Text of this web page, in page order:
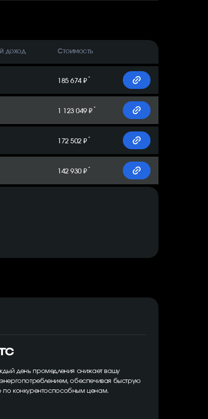
доход Стоимость
185 674 ₽ *
1 123 049 ₽ *
172 502 ₽ *
142 930 ₽ *
день промедления снижает вашу
обеспечивая быструю
по конкурентоспособным ценам.